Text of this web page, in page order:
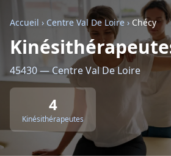
Accueil › Centre Val De Loire › Chécy
45430 — Centre Val De Loire
4
Kinésithérapeutes